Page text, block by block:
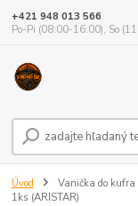
+421 948 013 566
Po-Pi (08:00-16:00), So
Úvod
Vanička do
1ks (ARISTAR)